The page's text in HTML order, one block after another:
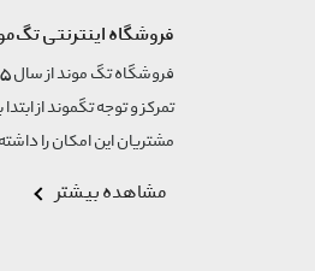
فروشگاه اینترنتی
تمرکز و توجه تگموند از
مشتریان این امکان را
مشاهده بیشتر